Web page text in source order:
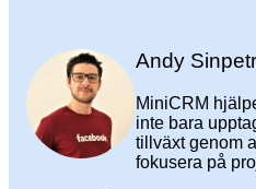
Andy
MiniCRM
inte bara
tillväxt genom
fokusera på